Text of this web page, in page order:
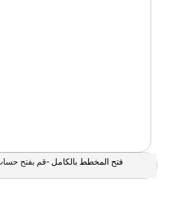
فتح المخطط بالكامل -